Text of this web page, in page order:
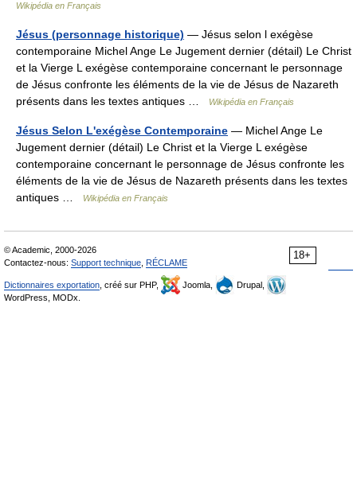
Wikipédia en Français
Jésus (personnage historique) — Jésus selon l exégèse
contemporaine Michel Ange Le Jugement dernier (détail) Le Christ
et la Vierge L exégèse contemporaine concernant le personnage
de Jésus confronte les éléments de la vie de Jésus de Nazareth
présents dans les textes antiques …
Wikipédia en Français
Jésus Selon L'exégèse Contemporaine — Michel Ange Le
Jugement dernier (détail) Le Christ et la Vierge L exégèse
contemporaine concernant le personnage de Jésus confronte les
éléments de la vie de Jésus de Nazareth présents dans les textes
antiques …
Wikipédia en Français
18+
© Academic, 2000-2026
Contactez-nous: Support technique RÉCLAME
Dictionnaires exportation , créé sur PHP, Joomla,
Drupal,
WordPress, MODx.